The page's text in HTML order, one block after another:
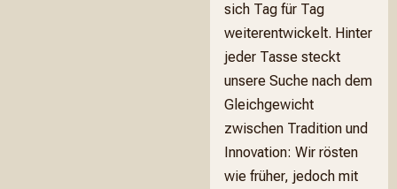
sich Tag für Tag
weiterentwickelt. Hinter
jeder Tasse steckt
unsere Suche nach dem
Gleichgewicht
zwischen Tradition und
Innovation: Wir rösten
wie früher, jedoch mit